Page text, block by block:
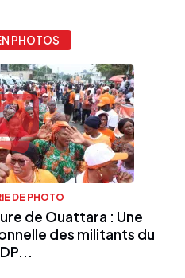
PHOTOS
DE PHOTO
de Ouattara : Une
des militants du